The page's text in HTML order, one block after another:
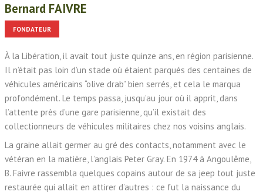
Bernard FAIVRE
FONDATEUR
À la Libération, il avait tout juste quinze ans, en région parisienne.
Il n’était pas loin d’un stade où étaient parqués des centaines de
véhicules américains “olive drab” bien serrés, et cela le marqua
profondément. Le temps passa, jusqu’au jour où il apprit, dans
l’attente près d’une gare parisienne, qu’il existait des
collectionneurs de véhicules militaires chez nos voisins anglais.
La graine allait germer au gré des contacts, notamment avec le
vétéran en la matière, l’anglais Peter Gray. En 1974 à Angoulême,
B. Faivre rassembla quelques copains autour de sa jeep tout juste
restaurée qui allait en attirer d’autres : ce fut la naissance du